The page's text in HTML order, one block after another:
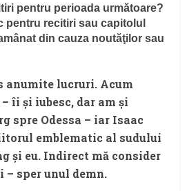
pentru perioada următoare?
pentru recitiri sau capitolul
din cauza noutăţilor sau
anumite lucruri. Acum
îi şi iubesc, dar am şi
spre Odessa – iar Isaac
emblematic al sudului
şi eu. Indirect mă consider
– sper unul demn.